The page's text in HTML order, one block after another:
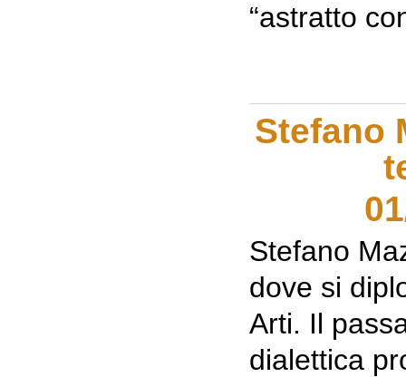
“astratto
Stefano
Stefano
dove si
Arti. Il
dialettica